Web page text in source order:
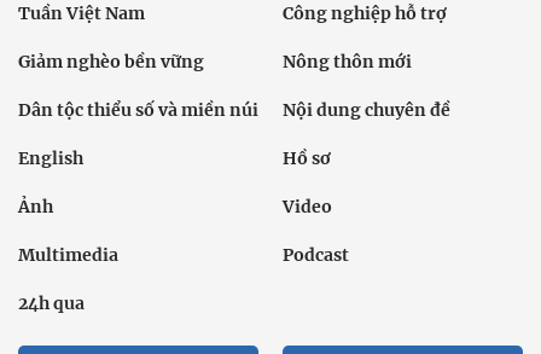
Tuần Việt Nam Công nghiệp hỗ trợ
Giảm nghèo bền vững Nông thôn mới
Dân tộc thiểu số và miền núi Nội dung chuyên đề
English Hồ sơ
Ảnh Video
Multimedia Podcast
24h qua